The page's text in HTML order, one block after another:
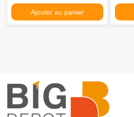
Ajouter au panier